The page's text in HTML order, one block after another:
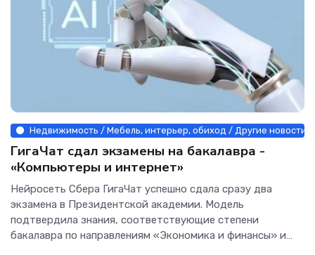
Недвижимость / Мебель, интерьер, обиход / Другие новости
ГигаЧат сдал экзамены на бакалавра -
«Компьютеры и интернет»
Нейросеть Сбера ГигаЧат успешно сдала сразу два
экзамена в Президентской академии. Модель
подтвердила знания, соответствующие степени
бакалавра по направлениям «Экономика и финансы» и